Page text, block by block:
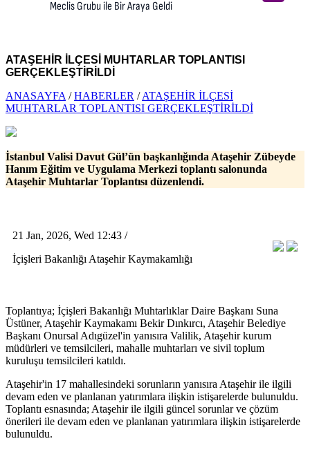
ATAŞEHİR İLÇESİ MUHTARLAR TOPLANTISI
GERÇEKLEŞTİRİLDİ
ANASAYFA /HABERLER /ATAŞEHİR İLÇESİ
MUHTARLAR TOPLANTISI GERÇEKLEŞTİRİLDİ
İstanbul Valisi Davut Gül’ün başkanlığında Ataşehir Zübeyde
Hanım Eğitim ve Uygulama Merkezi toplantı salonunda
Ataşehir Muhtarlar Toplantısı düzenlendi.
21 Jan, 2026, Wed 12:43 /
İçişleri Bakanlığı Ataşehir Kaymakamlığı
Toplantıya; İçişleri Bakanlığı Muhtarlıklar Daire Başkanı Suna
Üstüner, Ataşehir Kaymakamı Bekir Dınkırcı, Ataşehir Belediye
Başkanı Onursal Adıgüzel'in yanısıra Valilik, Ataşehir kurum
müdürleri ve temsilcileri, mahalle muhtarları ve sivil toplum
kuruluşu temsilcileri katıldı.
Ataşehir'in 17 mahallesindeki sorunların yanısıra Ataşehir ile ilgili
devam eden ve planlanan yatırımlara ilişkin istişarelerde bulunuldu.
Toplantı esnasında; Ataşehir ile ilgili güncel sorunlar ve çözüm
önerileri ile devam eden ve planlanan yatırımlara ilişkin istişarelerde
bulunuldu.